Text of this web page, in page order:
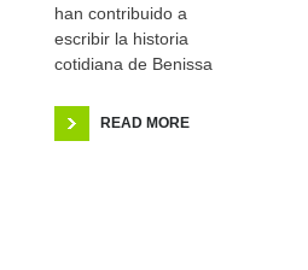
han contribuido a
escribir la historia
cotidiana de Benissa
READ MORE